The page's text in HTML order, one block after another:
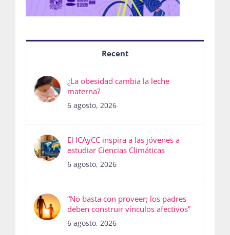
Recent
¿La obesidad cambia la leche
materna?
6 agosto, 2026
El ICAyCC inspira a las jóvenes a
estudiar Ciencias Climáticas
6 agosto, 2026
“No basta con proveer; los padres
deben construir vínculos afectivos”
6 agosto, 2026